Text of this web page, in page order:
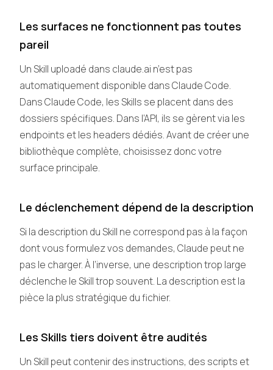
Les surfaces ne fonctionnent pas toutes
pareil
Un Skill uploadé dans claude.ai n’est pas
automatiquement disponible dans Claude Code.
Dans Claude Code, les Skills se placent dans des
dossiers spécifiques. Dans l’API, ils se gèrent via les
endpoints et les headers dédiés. Avant de créer une
bibliothèque complète, choisissez donc votre
surface principale.
Le déclenchement dépend de la description
Si la description du Skill ne correspond pas à la façon
dont vous formulez vos demandes, Claude peut ne
pas le charger. À l’inverse, une description trop large
déclenche le Skill trop souvent. La description est la
pièce la plus stratégique du fichier.
Les Skills tiers doivent être audités
Un Skill peut contenir des instructions, des scripts et